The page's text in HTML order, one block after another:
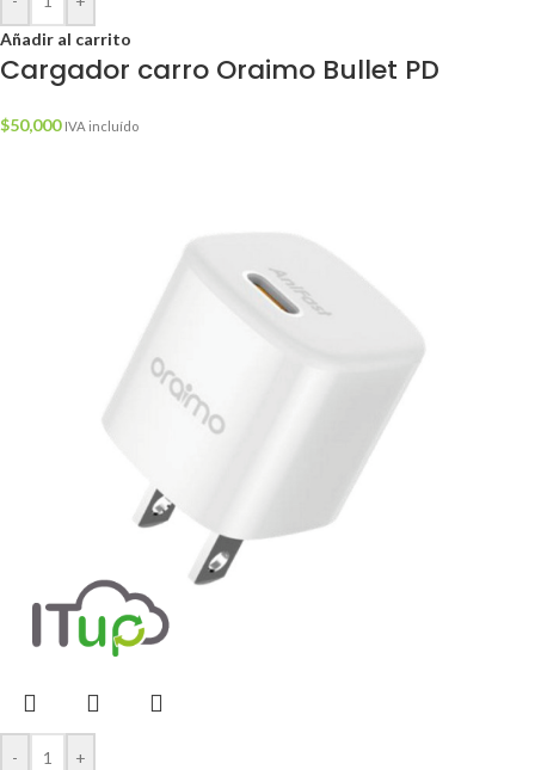
Añadir al carrito
Cargador carro Oraimo Bullet PD
$50,000 IVA incluído
-
+